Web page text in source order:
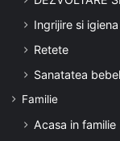
Ingrijire si igiena
Retete
Sanatatea
Familie
Acasa in familie